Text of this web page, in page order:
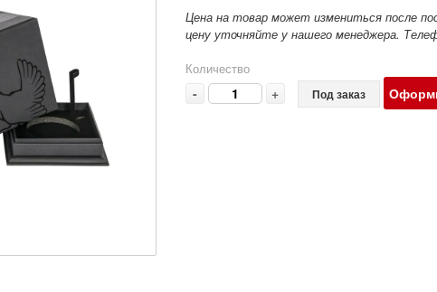
Цена на товар может измениться после
цену уточняйте у нашего менеджера.
Количество
- + Под заказ